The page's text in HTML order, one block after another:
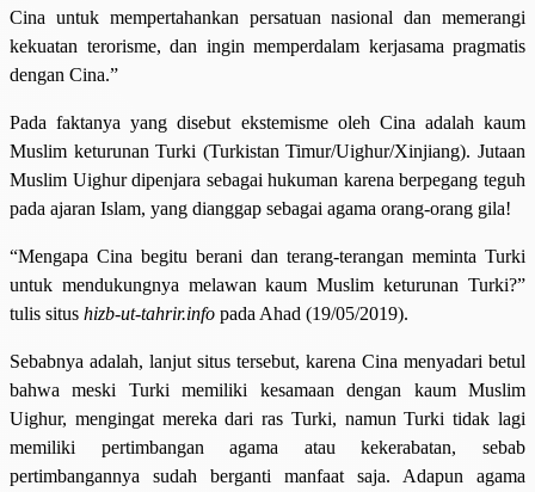
Cina untuk mempertahankan persatuan nasional dan memerangi
kekuatan terorisme, dan ingin memperdalam kerjasama pragmatis
dengan Cina.”
Pada faktanya yang disebut ekstemisme oleh Cina adalah kaum
Muslim keturunan Turki (Turkistan Timur/Uighur/Xinjiang). Jutaan
Muslim Uighur dipenjara sebagai hukuman karena berpegang teguh
pada ajaran Islam, yang dianggap sebagai agama orang-orang gila!
“Mengapa Cina begitu berani dan terang-terangan meminta Turki
untuk mendukungnya melawan kaum Muslim keturunan Turki?”
tulis situs hizb-ut-tahrir.info pada Ahad (19/05/2019).
Sebabnya adalah, lanjut situs tersebut, karena Cina menyadari betul
bahwa meski Turki memiliki kesamaan dengan kaum Muslim
Uighur, mengingat mereka dari ras Turki, namun Turki tidak lagi
memiliki pertimbangan agama atau kekerabatan, sebab
pertimbangannya sudah berganti manfaat saja. Adapun agama